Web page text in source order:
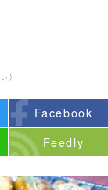
）
Facebook
Feedly